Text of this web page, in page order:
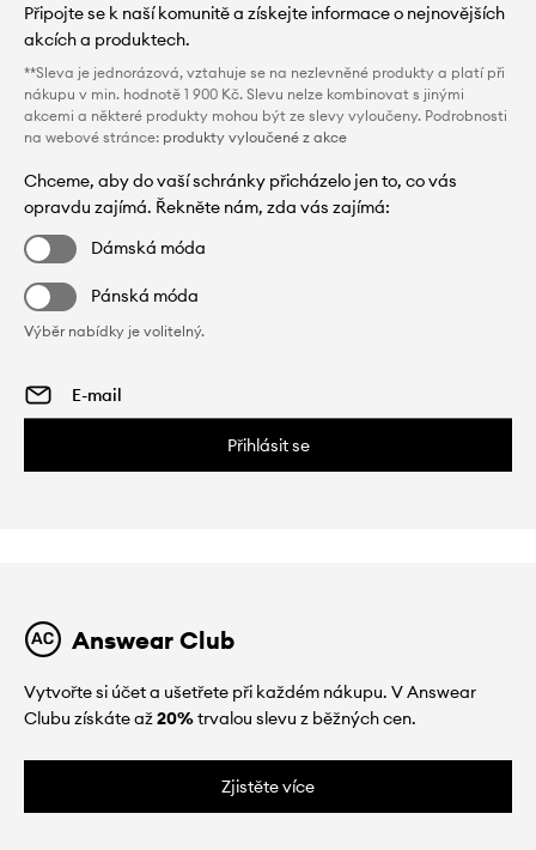
Připojte se k naší komunitě a získejte informace o nejnovějších
akcích a produktech.
**Sleva je jednorázová, vztahuje se na nezlevněné produkty a platí při
nákupu v min. hodnotě 1 900 Kč. Slevu nelze kombinovat s jinými
akcemi a některé produkty mohou být ze slevy vyloučeny. Podrobnosti
na webové stránce: produkty vyloučené z akce
Chceme, aby do vaší schránky přicházelo jen to, co vás
opravdu zajímá. Řekněte nám, zda vás zajímá:
Dámská móda
Pánská móda
Výběr nabídky je volitelný.
Přihlásit se
Answear Club
Vytvořte si účet a ušetřete při každém nákupu. V Answear
Clubu získáte až20%trvalou slevu z běžných cen.
Zjistěte více